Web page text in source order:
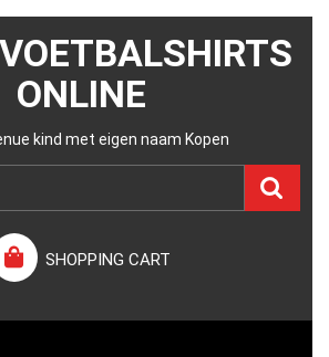
ONLINE
kind met eigen naam Kopen
SHOPPING CART